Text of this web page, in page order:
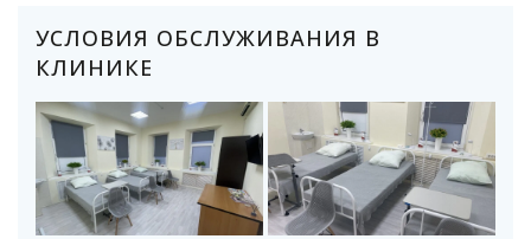
УСЛОВИЯ ОБСЛУЖИВАНИЯ В
КЛИНИКЕ